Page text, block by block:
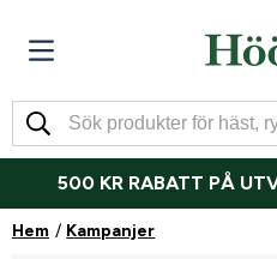
500 KR RABATT PÅ
Hem Kampanjer